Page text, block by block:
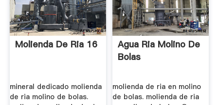
Molienda De Ria 16
mineral dedicado molienda
de ria molino de bolas.
Agua Ria Molino De
Bolas
molienda de ria en molino
de bolas. molienda de ria